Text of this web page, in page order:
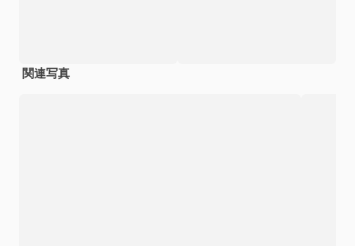
関連写真